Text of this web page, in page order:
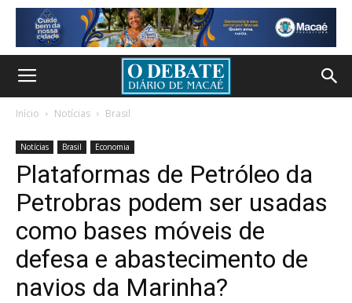
Início Notícias Brasil
Notícias Brasil Economia
Plataformas de Petróleo da
Petrobras podem ser usadas
como bases móveis de
defesa e abastecimento de
navios da Marinha?